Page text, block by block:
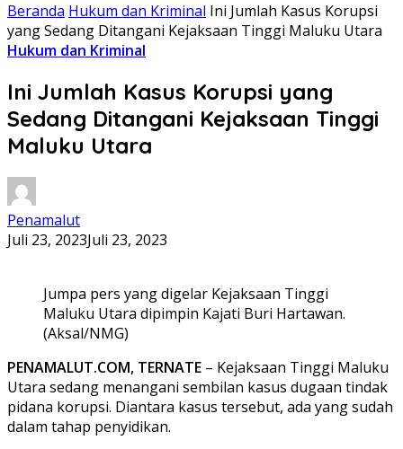
Beranda Hukum dan Kriminal Ini Jumlah Kasus Korupsi
yang Sedang Ditangani Kejaksaan Tinggi Maluku Utara
Hukum dan Kriminal
Ini Jumlah Kasus Korupsi yang
Sedang Ditangani Kejaksaan Tinggi
Maluku Utara
Penamalut
Juli 23, 2023Juli 23, 2023
Jumpa pers yang digelar Kejaksaan Tinggi
Maluku Utara dipimpin Kajati Buri Hartawan.
(Aksal/NMG)
PENAMALUT.COM, TERNATE – Kejaksaan Tinggi Maluku
Utara sedang menangani sembilan kasus dugaan tindak
pidana korupsi. Diantara kasus tersebut, ada yang sudah
dalam tahap penyidikan.